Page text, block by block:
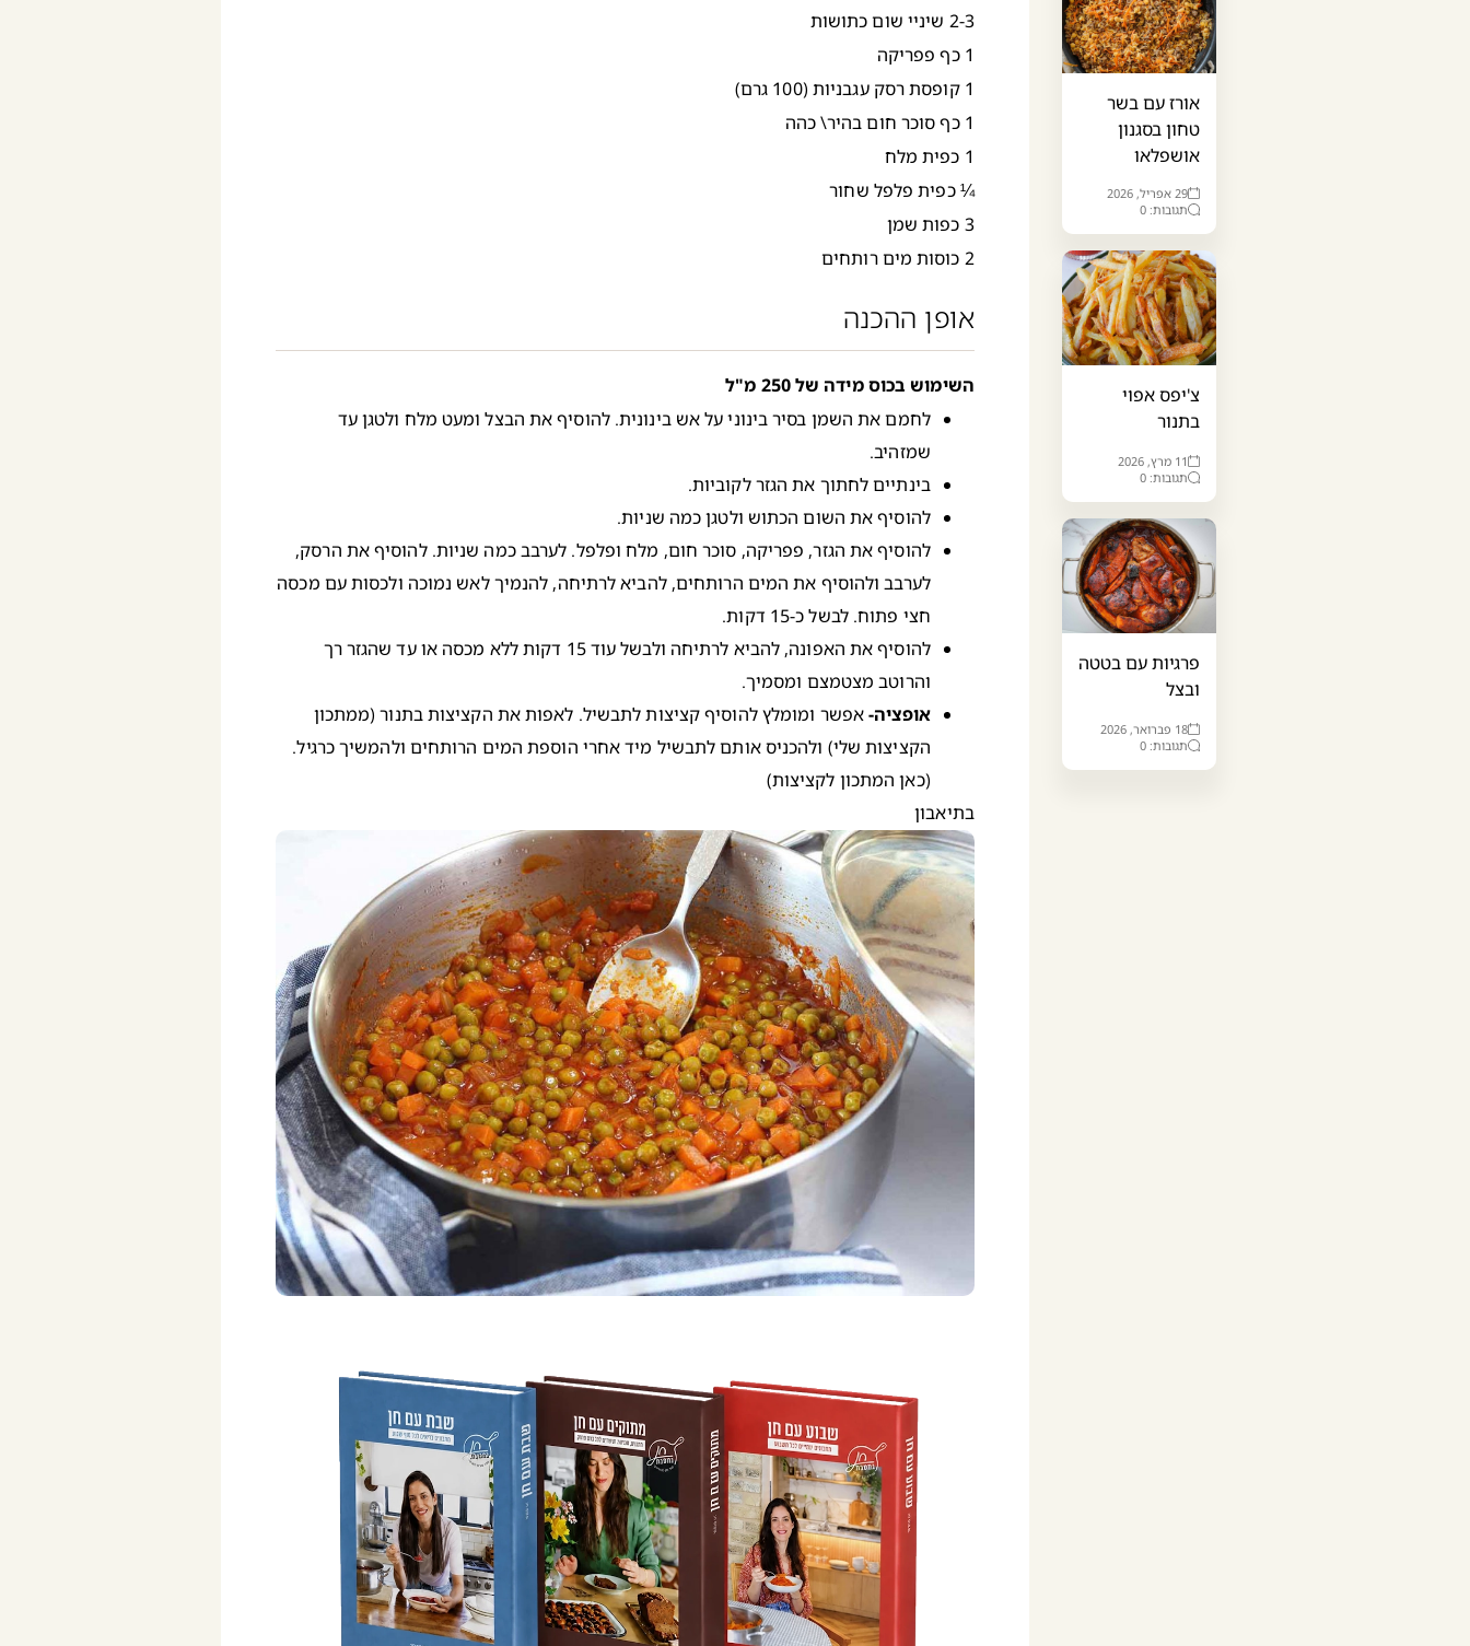
אורז עם בשר
טחון בסגנון
אושפלאו
29 אפריל, 2026
תגובות: 0
צ'יפס אפוי
בתנור
11 מרץ, 2026
תגובות: 0
פרגיות עם בטטה
ובצל
18 פברואר, 2026
תגובות: 0
2-3 שיניי שום כתושות
1 כף פפריקה
1 קופסת רסק עגבניות (100 גרם)
1 כף סוכר חום בהיר\ כהה
1 כפית מלח
¼ כפית פלפל שחור
3 כפות שמן
2 כוסות מים רותחים
אופן ההכנה
השימוש בכוס מידה של 250 מ"ל
לחמם את השמן בסיר בינוני על אש בינונית. להוסיף את הבצל ומעט מלח ולטגן עד
שמזהיב.
בינתיים לחתוך את הגזר לקוביות.
להוסיף את השום הכתוש ולטגן כמה שניות.
להוסיף את הגזר, פפריקה, סוכר חום, מלח ופלפל. לערבב כמה שניות. להוסיף את הרסק,
לערבב ולהוסיף את המים הרותחים, להביא לרתיחה, להנמיך לאש נמוכה ולכסות עם מכסה
חצי פתוח. לבשל כ-15 דקות.
להוסיף את האפונה, להביא לרתיחה ולבשל עוד 15 דקות ללא מכסה או עד שהגזר רך
והרוטב מצטמצם ומסמיך.
אופציה-אפשר ומומלץ להוסיף קציצות לתבשיל. לאפות את הקציצות בתנור (ממתכון
הקציצות שלי) ולהכניס אותם לתבשיל מיד אחרי הוספת המים הרותחים ולהמשיך כרגיל.
(כאןהמתכון לקציצות)
בתיאבון